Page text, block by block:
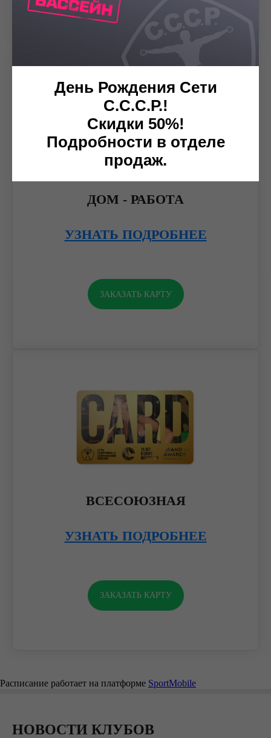
ДОМ - РАБОТА
УЗНАТЬ ПОДРОБНЕЕ
ЗАКАЗАТЬ КАРТУ
ВСЕСОЮЗНАЯ
УЗНАТЬ ПОДРОБНЕЕ
ЗАКАЗАТЬ КАРТУ
Расписание работает на платформе SportMobile
НОВОСТИ КЛУБОВ
День Рождения Сети
С.С.С.Р.!
Скидки 50%!
Подробности в отделе
продаж.